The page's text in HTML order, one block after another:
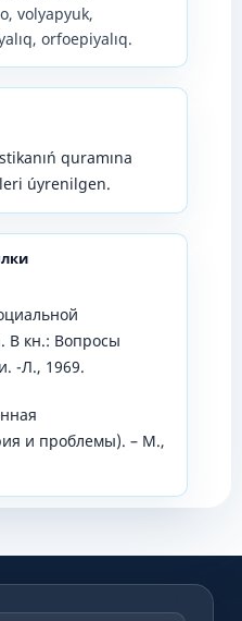
volyapyuk,
orfoepiyalıq.
quramına
úyrenilgen.
В кн.: Вопросы
-Л., 1969.
и проблемы). – М.,